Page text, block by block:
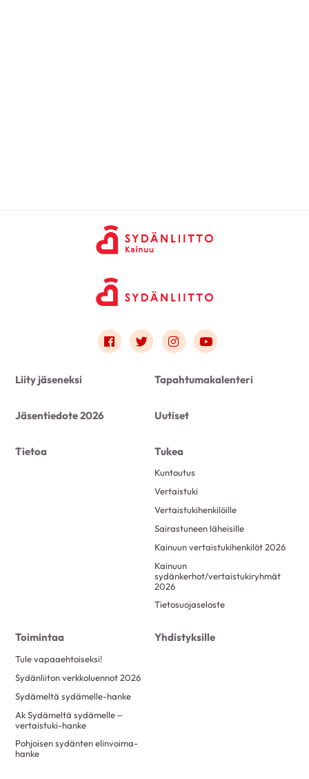
Link to facebook
Link to twitter
Link to instagram
Link to youtube
Liity jäseneksi Tapahtumakalenteri
Jäsentiedote 2026 Uutiset
Tietoa Tukea
Kuntoutus
Vertaistuki
Vertaistukihenkilöille
Sairastuneen läheisille
Kainuun vertaistukihenkilöt 2026
Kainuun
sydänkerhot/vertaistukiryhmät
2026
Tietosuojaseloste
Toimintaa
Tule vapaaehtoiseksi!
Sydänliiton verkkoluennot 2026
Sydämeltä sydämelle-hanke
Ak Sydämeltä sydämelle –
vertaistuki-hanke
Pohjoisen sydänten elinvoima-
hanke
Yhdistyksille